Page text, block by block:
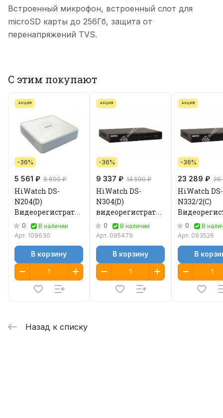
Встроенный микрофон, встроенный слот для
microSD карты до 256Гб, защита от
перенапряжений TVS.
С этим покупают
АКЦИЯ
-36%
5 561 ₽ 8 690 ₽
HiWatch DS-
N204(D)
Видеорегистратор
IP 0
В наличии
Арт. 109630
В корзину
АКЦИЯ
-36%
9 337 ₽ 14 590 ₽
HiWatch DS-
N304(D)
видеорегистратор
IP 0
В наличии
Арт. 095479
В корзину
АКЦИЯ
-36%
23 289 ₽ 36
HiWatch DS-
N332/2(C)
IP 0
В
Арт. 093526
В
Назад к списку